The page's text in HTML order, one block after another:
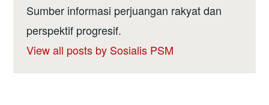
Sumber informasi perjuangan rakyat dan
perspektif progresif.
View all posts by Sosialis PSM